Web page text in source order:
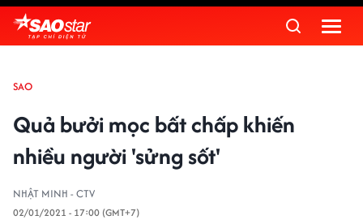
SAO
Quả bưởi mọc bất chấp khiến
nhiều người 'sửng sốt'
NHẬT MINH - CTV
02/01/2021 - 17:00 (GMT+7)